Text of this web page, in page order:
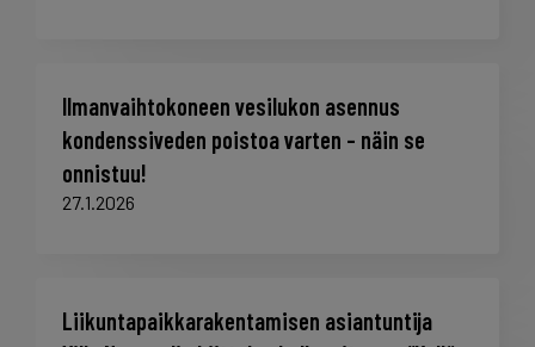
Ilmanvaihtokoneen vesilukon asennus
kondenssiveden poistoa varten – näin se
onnistuu!
27.1.2026
Liikuntapaikkarakentamisen asiantuntija